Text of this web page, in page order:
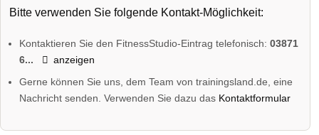
Bitte verwenden Sie folgende Kontakt-Möglichkeit:
Kontaktieren Sie den FitnessStudio-Eintrag telefonisch:03871
6...
anzeigen
Gerne können Sie uns, dem Team von trainingsland.de, eine
Nachricht senden. Verwenden Sie dazu das Kontaktformular